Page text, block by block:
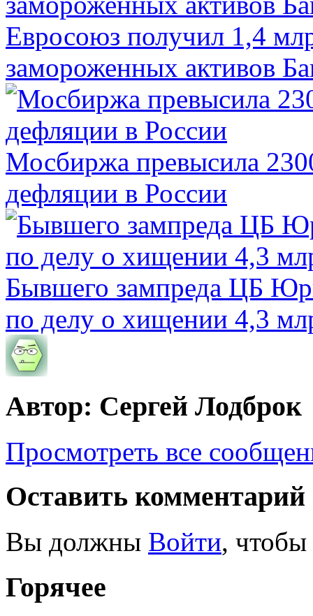
Евросоюз получил 1,4
замороженных активов
Мосбиржа превысила
дефляции в России
Бывшего зампреда ЦБ
по делу о хищении 4,3
Автор: Сергей Лодброк
Просмотреть все
Оставить комментарий
Вы должны Войти, чтобы
Горячее